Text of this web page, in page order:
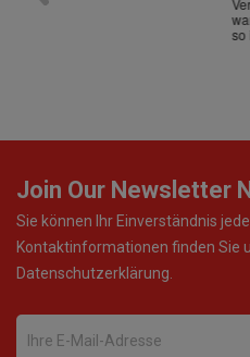
Verpackung, die
war. Ich wünsche mit,
so ist, dann werde ich
Join Our Newsletter
Sie können Ihr Einverständnis
Kontaktinformationen finden Sie
Datenschutzerklärung.